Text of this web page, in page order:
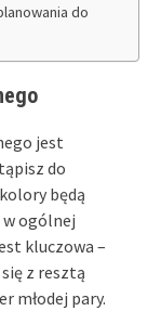
do
jest
do
będą
ogólnej
kluczowa –
z resztą
młodej pary.